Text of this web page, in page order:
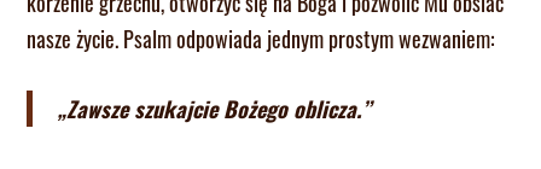
nasze życie. Psalm odpowiada jednym prostym wezwaniem:
„Zawsze szukajcie Bożego oblicza.”